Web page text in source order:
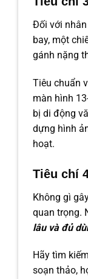
Đối với
bay, một
gánh nặng
Tiêu chuẩn
màn hình
bị di động
dựng hình
hoạt.
Tiêu chí
Không gì
quan trọng.
lâuvà đủ
Hãy tìm
soạn thảo,